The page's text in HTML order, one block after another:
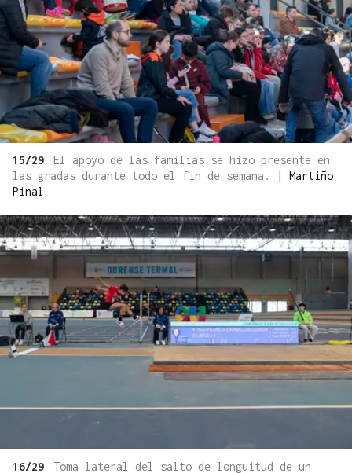
15/29
El apoyo de las familias se hizo presente en
las gradas durante todo el fin de semana.
| Martiño
Pinal
16/29
Toma lateral del salto de longuitud de un